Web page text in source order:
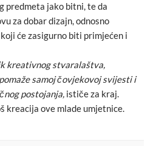
predmeta jako bitni, te da
za dobar dizajn, odnosno
će zasigurno biti primjećen i
kreativnog stvaralaštva,
samoj čovjekovoj svijesti i
postojanja, ističe za kraj.
kreacija ove mlade umjetnice.